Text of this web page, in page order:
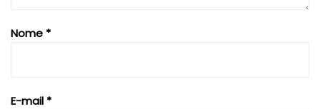
Nome *
E-mail *